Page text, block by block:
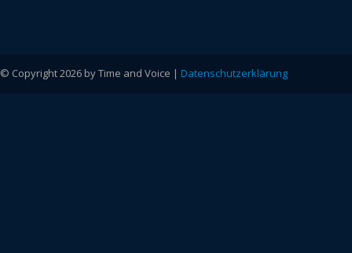
© Copyright 2026 by Time and Voice | Datenschutzerklärung